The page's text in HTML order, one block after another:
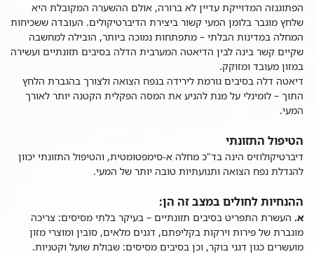
הפתוגנזה המדוייקת עדיין לא ברורה, אולם ההשערה המקובלת היא
שלחץ מוגבר בלומן המעי קשור ביצירת הדיברטיקולים. העובדה ששכיחות
המחלה במדינות הבלתי – מתפתחות נמוכה ביותר, הובילה למחשבה
שקיים קשר בינה לבין הדיאטה המערבית הדלה בסיבים תזונתיים ועשירה
במזון מעובד ומזוקק.
דיאטה דלה בסיבים גורמת לירידה בנפח הצואה ולצורך בהגברת הלחץ
התוך – לומינלי על מנת להניע את המסה הפקלית הקטנה יותר לאורך
המעי.
הטיפול התזונתי
דיברטיקולוזיס הינה בד"כ מחלה א-סימפטומטית, והטיפול התזונתי יכוון
להגדלת נפח הצואה ותנועתיות טובה יותר של המעי.
ההנחיות לחולים במצב זה הן:
א. העשרת התפריט בסיבים תזונתיים – בעיקר בלתי מסיסים: צריכה
מוגברת של פירות וירקות בקליפתם, דגנים מלאים, סובין ומוצרי מזון
מועשרים כגון דגני בוקר, וכן בסיבים מסיסים: שבולת שועל וקטניות.